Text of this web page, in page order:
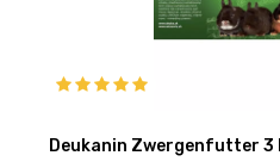
Deukanin Zwergenfutter 3